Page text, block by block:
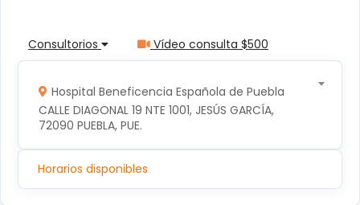
Consultorios Vídeo consulta $500
Hospital Beneficencia Española de Puebla
CALLE DIAGONAL 19 NTE 1001, JESÚS GARCÍA,
72090 PUEBLA, PUE.
Horarios disponibles